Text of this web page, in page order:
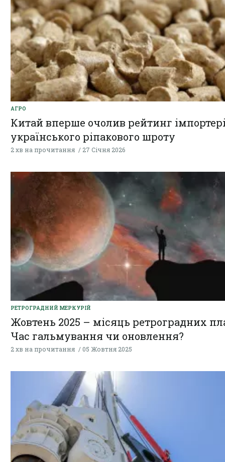
АГРО
Китай вперше очолив рейтинг
українського ріпакового шроту
2 хв на прочитання 27 Січня 2026
РЕТРОГРАДНИЙ МЕРКУРІЙ
Жовтень 2025 – місяць ретроградних
Час гальмування чи оновлення?
2 хв на прочитання 05 Жовтня 2025